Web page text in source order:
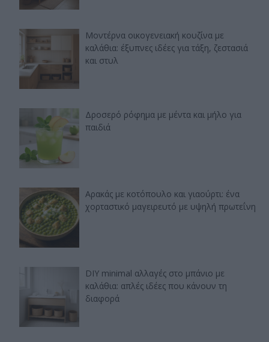
Μοντέρνα οικογενειακή κουζίνα με
καλάθια: έξυπνες ιδέες για τάξη, ζεστασιά
και στυλ
Δροσερό ρόφημα με μέντα και μήλο για
παιδιά
Αρακάς με κοτόπουλο και γιαούρτι: ένα
χορταστικό μαγειρευτό με υψηλή πρωτεΐνη
DIY minimal αλλαγές στο μπάνιο με
καλάθια: απλές ιδέες που κάνουν τη
διαφορά